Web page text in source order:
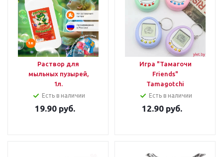
Раствор для
мыльных пузырей,
1л.
Есть в наличии
19.90руб.
Игра "Тамагочи
Friends"
Tamagotchi
Есть в наличии
12.90руб.